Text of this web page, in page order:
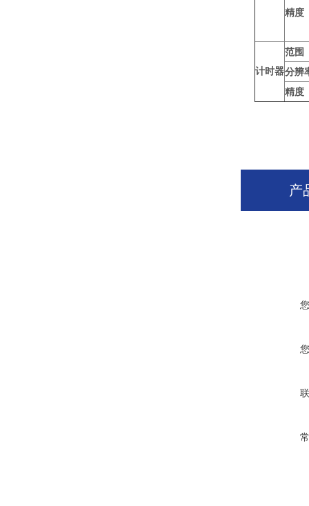
精度
计时器
范围
分辨
精度
产